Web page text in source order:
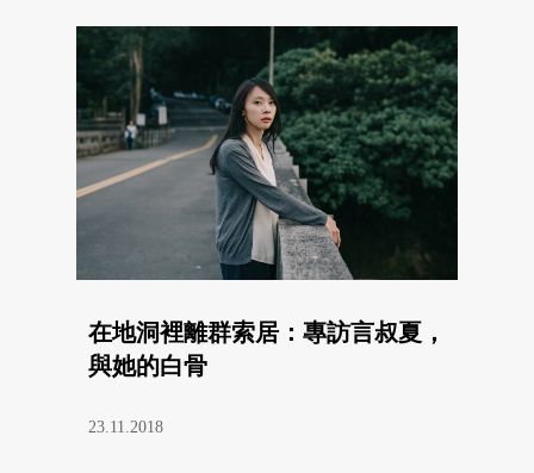
在地洞裡離群索居：專訪言叔夏，
與她的白骨
23.11.2018